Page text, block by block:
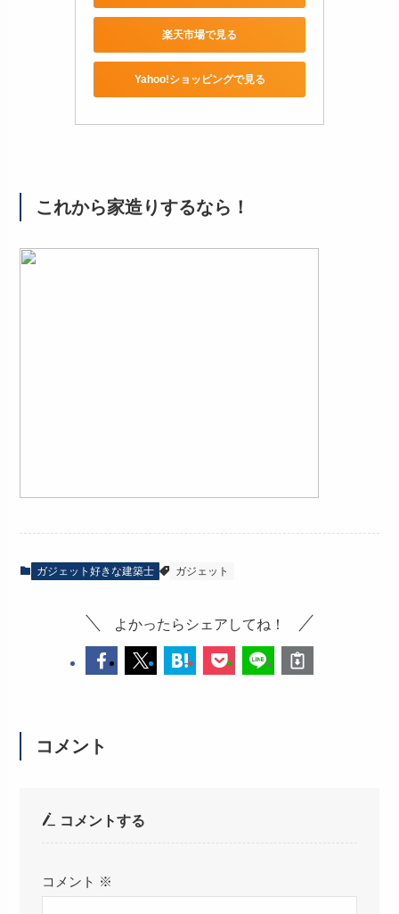
楽天市場で見る
Yahoo!ショッピングで見る
これから家造りするなら！
ガジェット好きな建築士 ガジェット
よかったらシェアしてね！
コメント
コメントする
コメント ※